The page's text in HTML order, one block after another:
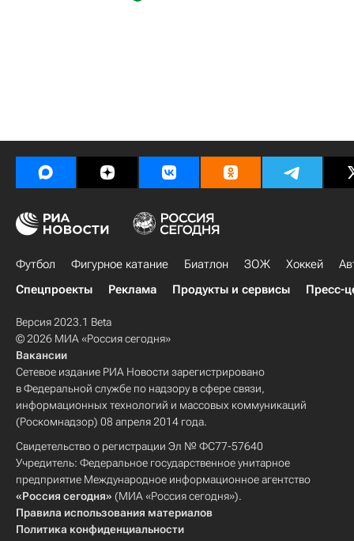
Футбол Фигурное катание Биатлон ЗОЖ Хоккей
Спецпроекты
Реклама Продукты и сервисы Пресс-
Версия 2023.1 Beta
© 2026 МИА «Россия сегодня»
Вакансии
Сетевое издание РИА Новости зарегистрировано
в Федеральной службе по надзору в сфере связи,
информационных технологий и массовых коммуникаций
(Роскомнадзор) 08 апреля 2014 года.
Свидетельство о регистрации Эл № ФС77-57640
Учредитель: Федеральное государственное унитарное
предприятие Международное информационное агентство
«Россия сегодня» (МИА «Россия сегодня»).
Правила использования материалов
Политика конфиденциальности